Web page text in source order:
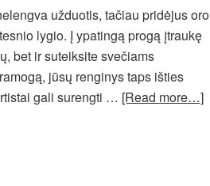
užduotis, tačiau pridėjus oro
lygio. Į ypatingą progą įtraukę
bet ir suteiksite svečiams
jūsų renginys taps išties
gali surengti … [Read more…]